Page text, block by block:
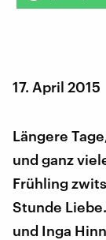
17. April 2015
Längere
und ganz
Frühling
Stunde
und Inga